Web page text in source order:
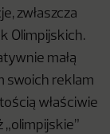
zwłaszcza
Olimpijskich.
małą
swoich reklam
właściwie
„olimpijskie”